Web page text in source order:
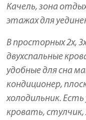
Качель, зона
этажах для
В просторных 2х,
двухспальные
удобные для сна
кондиционер,
холодильник.
кровать, стулчик,